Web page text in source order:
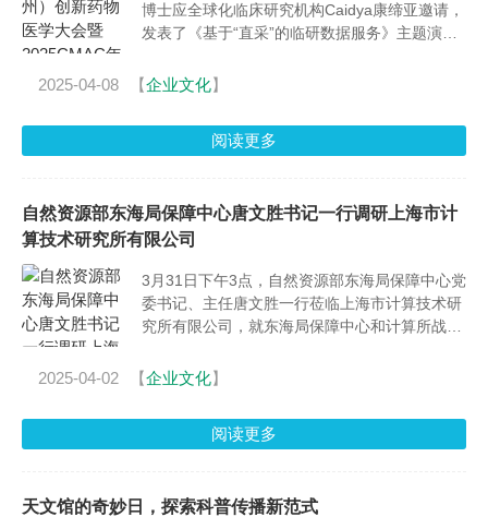
博士应全球化临床研究机构Caidya康缔亚邀请，
发表了《基于“直采”的临研数据服务》主题演
2025-04-08 【企业文化】
阅读更多
自然资源部东海局保障中心唐文胜书记一行调研上海市计
算技术研究所有限公司
3月31日下午3点，自然资源部东海局保障中心党
委书记、主任唐文胜一行莅临上海市计算技术研
究所有限公司，就东海局保障中心和计算所战略
2025-04-02 【企业文化】
阅读更多
天文馆的奇妙日，探索科普传播新范式